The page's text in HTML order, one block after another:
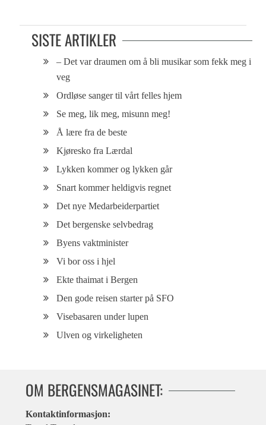
SISTE ARTIKLER
– Det var draumen om å bli musikar som fekk meg i
veg
Ordløse sanger til vårt felles hjem
Se meg, lik meg, misunn meg!
Å lære fra de beste
Kjøresko fra Lærdal
Lykken kommer og lykken går
Snart kommer heldigvis regnet
Det nye Medarbeiderpartiet
Det bergenske selvbedrag
Byens vaktminister
Vi bor oss i hjel
Ekte thaimat i Bergen
Den gode reisen starter på SFO
Visebasaren under lupen
Ulven og virkeligheten
OM BERGENSMAGASINET:
Kontaktinformasjon: